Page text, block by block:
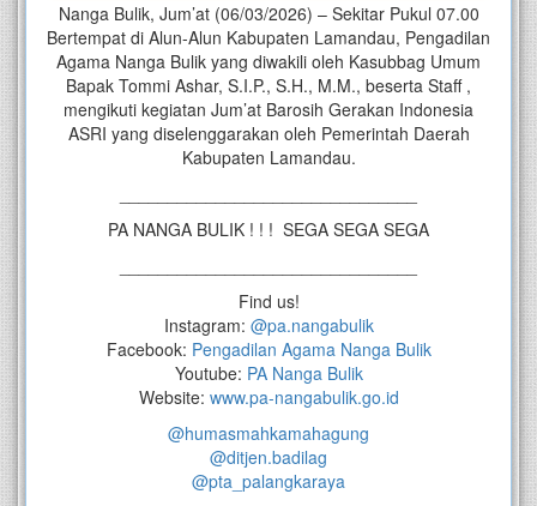
Nanga Bulik, Jum’at (06/03/2026) – Sekitar Pukul 07.00
Bertempat di Alun-Alun Kabupaten Lamandau, Pengadilan
Agama Nanga Bulik yang diwakili oleh Kasubbag Umum
Bapak Tommi Ashar, S.I.P., S.H., M.M., beserta Staff ,
mengikuti kegiatan Jum’at Barosih Gerakan Indonesia
ASRI yang diselenggarakan oleh Pemerintah Daerah
Kabupaten Lamandau.
PA NANGA BULIK ! ! ! SEGA SEGA SEGA
Find us!
Instagram: @pa.nangabulik
Facebook: Pengadilan Agama Nanga Bulik
Youtube: PA Nanga Bulik
Website: www.pa-nangabulik.go.id
@humasmahkamahagung
@ditjen.badilag
@pta_palangkaraya